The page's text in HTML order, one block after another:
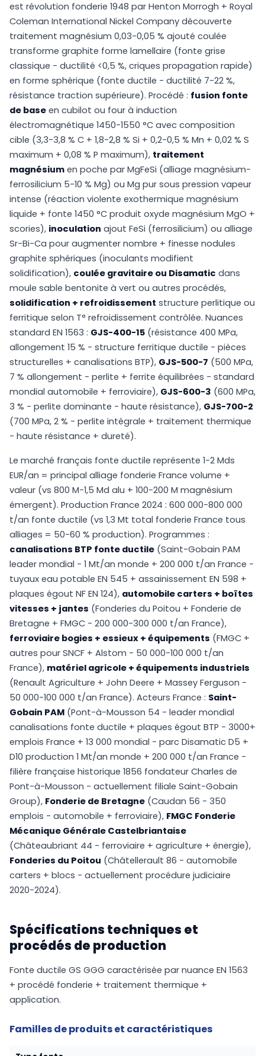
est révolution fonderie 1948 par Henton Morrogh + Royal
Coleman International Nickel Company découverte
traitement magnésium 0,03-0,05 % ajouté coulée
transforme graphite forme lamellaire (fonte grise
classique - ductilité <0,5 %, criques propagation rapide)
en forme sphérique (fonte ductile - ductilité 7-22 %,
résistance traction supérieure). Procédé : fusion fonte
de base en cubilot ou four à induction
électromagnétique 1450-1550 °C avec composition
cible (3,3-3,8 % C + 1,8-2,8 % Si + 0,2-0,5 % Mn + 0,02 % S
maximum + 0,08 % P maximum), traitement
magnésium en poche par MgFeSi (alliage magnésium-
ferrosilicium 5-10 % Mg) ou Mg pur sous pression vapeur
intense (réaction violente exothermique magnésium
liquide + fonte 1450 °C produit oxyde magnésium MgO +
scories), inoculation ajout FeSi (ferrosilicium) ou alliage
Sr-Bi-Ca pour augmenter nombre + finesse nodules
graphite sphériques (inoculants modifient
solidification), coulée gravitaire ou Disamatic dans
moule sable bentonite à vert ou autres procédés,
solidification + refroidissement structure perlitique ou
ferritique selon T° refroidissement contrôlée. Nuances
standard EN 1563 : GJS-400-15 (résistance 400 MPa,
allongement 15 % - structure ferritique ductile - pièces
structurelles + canalisations BTP), GJS-500-7 (500 MPa,
7 % allongement - perlite + ferrite équilibrées - standard
mondial automobile + ferroviaire), GJS-600-3 (600 MPa,
3 % - perlite dominante - haute résistance), GJS-700-2
(700 MPa, 2 % - perlite intégrale + traitement thermique
- haute résistance + dureté).
Le marché français fonte ductile représente 1-2 Mds
EUR/an = principal alliage fonderie France volume +
valeur (vs 800 M-1,5 Md alu + 100-200 M magnésium
émergent). Production France 2024 : 600 000-800 000
t/an fonte ductile (vs 1,3 Mt total fonderie France tous
alliages = 50-60 % production). Programmes :
canalisations BTP fonte ductile (Saint-Gobain PAM
leader mondial - 1 Mt/an monde + 200 000 t/an France -
tuyaux eau potable EN 545 + assainissement EN 598 +
plaques égout NF EN 124), automobile carters + boîtes
vitesses + jantes (Fonderies du Poitou + Fonderie de
Bretagne + FMGC - 200 000-300 000 t/an France),
ferroviaire bogies + essieux + équipements (FMGC +
autres pour SNCF + Alstom - 50 000-100 000 t/an
France), matériel agricole + équipements industriels
(Renault Agriculture + John Deere + Massey Ferguson -
50 000-100 000 t/an France). Acteurs France : Saint-
Gobain PAM (Pont-à-Mousson 54 - leader mondial
canalisations fonte ductile + plaques égout BTP - 3000+
emplois France + 13 000 mondial - parc Disamatic D5 +
D10 production 1 Mt/an monde + 200 000 t/an France -
filière française historique 1856 fondateur Charles de
Pont-à-Mousson - actuellement filiale Saint-Gobain
Group), Fonderie de Bretagne (Caudan 56 - 350
emplois - automobile + ferroviaire), FMGC Fonderie
Mécanique Générale Castelbriantaise
(Châteaubriant 44 - ferroviaire + agriculture + énergie),
Fonderies du Poitou (Châtellerault 86 - automobile
carters + blocs - actuellement procédure judiciaire
2020-2024).
Spécifications techniques et
procédés de production
Fonte ductile GS GGG caractérisée par nuance EN 1563
+ procédé fonderie + traitement thermique +
application.
Familles de produits et caractéristiques